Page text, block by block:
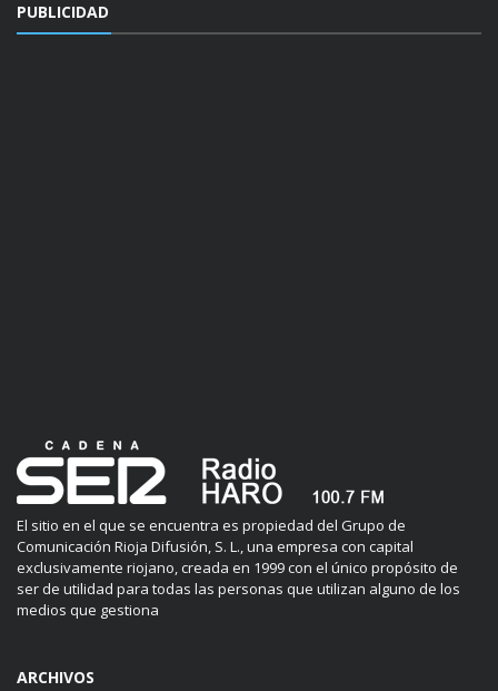
PUBLICIDAD
El sitio en el que se encuentra es propiedad del Grupo de
Comunicación Rioja Difusión, S. L., una empresa con capital
exclusivamente riojano, creada en 1999 con el único propósito de
ser de utilidad para todas las personas que utilizan alguno de los
medios que gestiona